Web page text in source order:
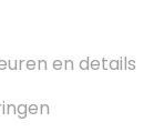
en details